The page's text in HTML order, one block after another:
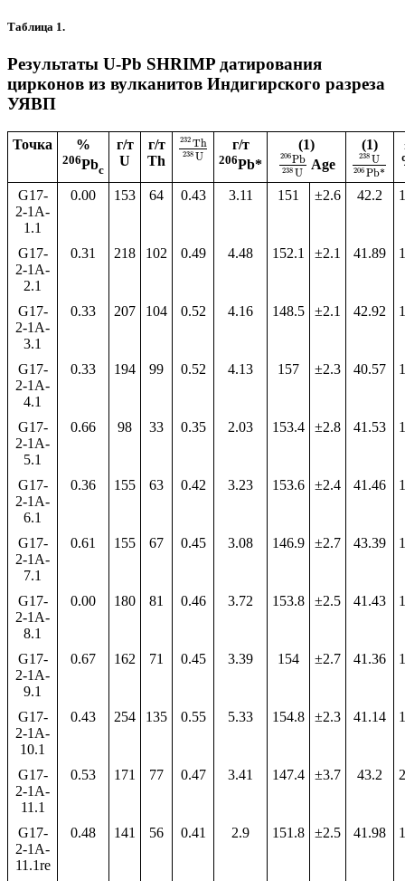
Таблица 1.
Результаты U-Pb SHRIMP датирования
цирконов из вулканитов Индигирского разреза
УЯВП
Точка %
206Pbc
г/т
U
г/т
Th
232 Th
238 U
г/т
206Pb*
(1)
206Pb
238 U
Age
(1)
238 U
206 Pb*
G17-
2-1A-
1.1
0.00 153 64 0.43 3.11 151 ±2.6 42.2
G17-
2-1A-
2.1
0.31 218 102 0.49 4.48 152.1 ±2.1 41.89
G17-
2-1A-
3.1
0.33 207 104 0.52 4.16 148.5 ±2.1 42.92
G17-
2-1A-
4.1
0.33 194 99 0.52 4.13 157 ±2.3 40.57
G17-
2-1A-
5.1
0.66 98 33 0.35 2.03 153.4 ±2.8 41.53
G17-
2-1A-
6.1
0.36 155 63 0.42 3.23 153.6 ±2.4 41.46
G17-
2-1A-
7.1
0.61 155 67 0.45 3.08 146.9 ±2.7 43.39
G17-
2-1A-
8.1
0.00 180 81 0.46 3.72 153.8 ±2.5 41.43
G17-
2-1A-
9.1
0.67 162 71 0.45 3.39 154 ±2.7 41.36
G17-
2-1A-
10.1
0.43 254 135 0.55 5.33 154.8 ±2.3 41.14
G17-
2-1A-
11.1
0.53 171 77 0.47 3.41 147.4 ±3.7 43.2
G17-
2-1A-
11.1re
0.48 141 56 0.41 2.9 151.8 ±2.5 41.98